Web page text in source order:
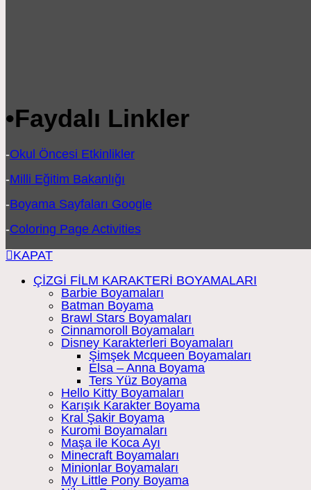
•Faydalı Linkler
-Okul Öncesi Etkinlikler
-Milli Eğitim Bakanlığı
-Boyama Sayfaları Google
-Coloring Page Activities
KAPAT
ÇİZGİ FİLM KARAKTERİ BOYAMALARI
Barbie Boyamaları
Batman Boyama
Brawl Stars Boyamaları
Cinnamoroll Boyamaları
Disney Karakterleri Boyamaları
Şimşek Mcqueen Boyamaları
Elsa – Anna Boyama
Ters Yüz Boyama
Hello Kitty Boyamaları
Karışık Karakter Boyama
Kral Şakir Boyama
Kuromi Boyamaları
Maşa ile Koca Ayı
Minecraft Boyamaları
Minionlar Boyamaları
My Little Pony Boyama